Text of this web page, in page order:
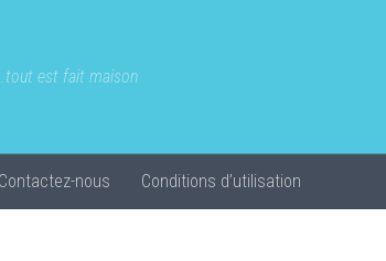
est fait maison
Contactez-nous Conditions d’utilisation